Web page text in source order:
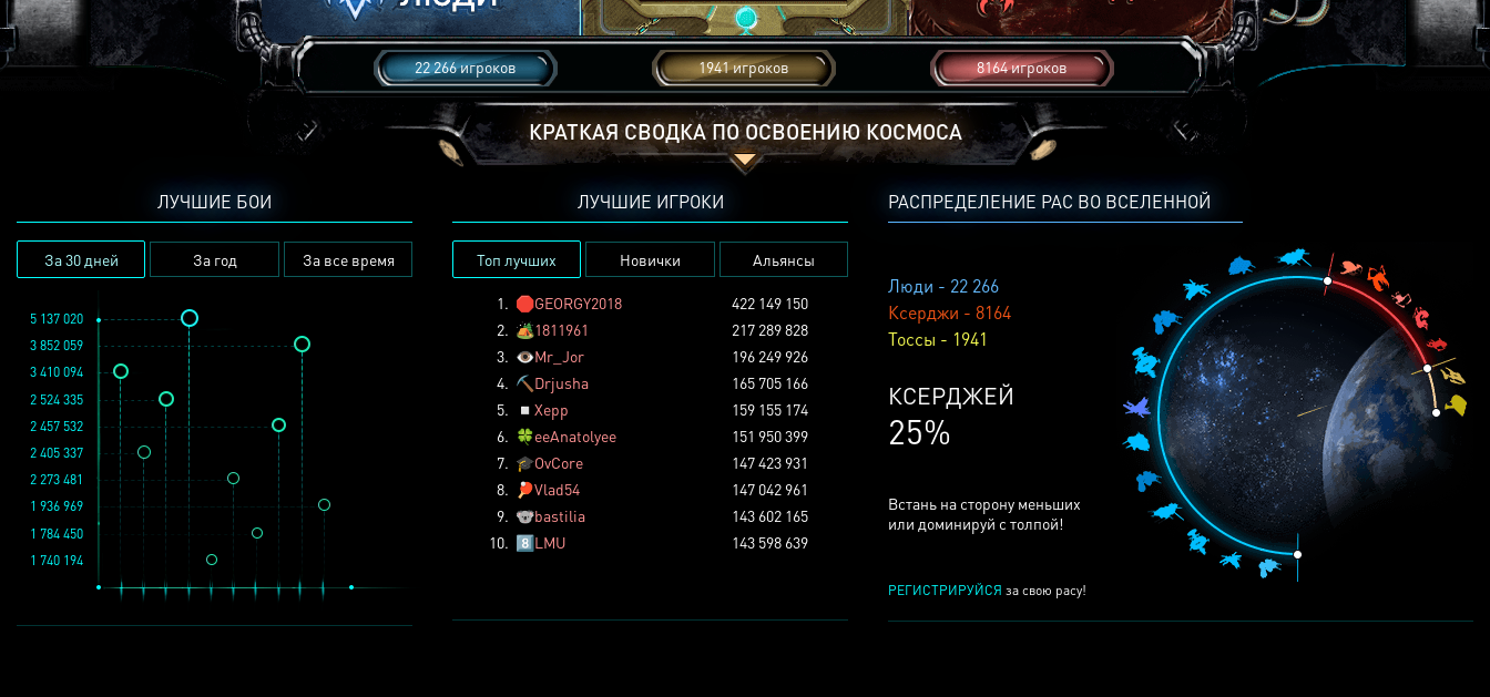
22 266 игроков 1941 игроков 8164 игроков
КРАТКАЯ СВОДКА ПО ОСВОЕНИЮ КОСМОСА
РАСПРЕДЕЛЕНИЕ РАС ВО ВСЕЛЕННОЙ
Люди - 22 266
Ксерджи - 8164
Тоссы - 1941
ТОССОВ
5%
Встань на сторону меньших
или доминируй с толпой!
РЕГИСТРИРУЙСЯ за свою расу!
ЛУЧШИЕ БОИ
За 30 дней За год За все время
1 936 969
3 852 059
2 457 532
1 784 450
2 273 481
1 740 194
5 137 020
2 524 335
2 405 337
3 410 094
ЛУЧШИЕ ИГРОКИ
Топ лучших Новички Альянсы
1. 🛑GEORGY2018
422 149 150
2. 🏕️1811961
217 289 828
3. 👁️Mr_Jor
196 249 926
4. ⛏️ Drjusha
165 705 166
5.
◽ Xepp
159 155 174
6. 🍀eeAnatolyee
151 950 399
7. 🎓OvCore
147 423 931
8.
🏓Vlad54
147 042 961
9. 🐨bastilia
143 602 165
10. 8️⃣LMU 143 598 639